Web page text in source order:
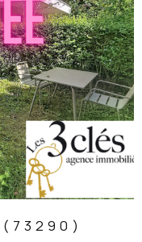
(73290)